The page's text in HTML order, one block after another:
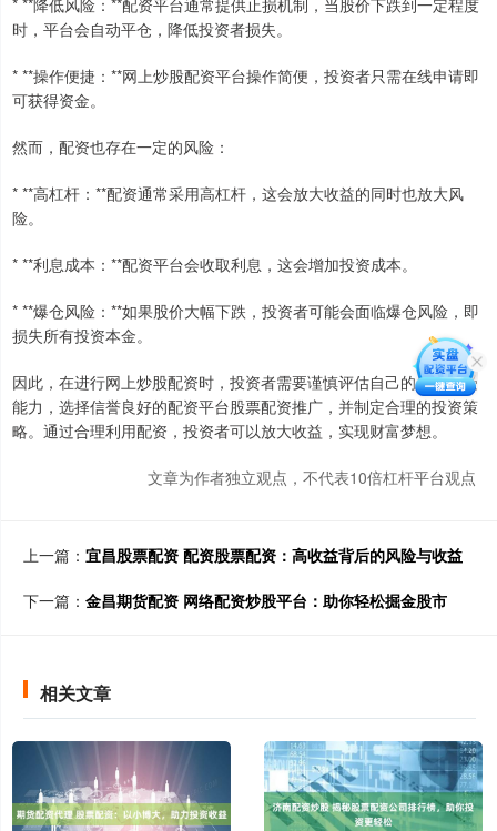
* **降低风险：**配资平台通常提供止损机制，当股价下跌到一定程度
时，平台会自动平仓，降低投资者损失。
* **操作便捷：**网上炒股配资平台操作简便，投资者只需在线申请即
可获得资金。
然而，配资也存在一定的风险：
* **高杠杆：**配资通常采用高杠杆，这会放大收益的同时也放大风
险。
* **利息成本：**配资平台会收取利息，这会增加投资成本。
* **爆仓风险：**如果股价大幅下跌，投资者可能会面临爆仓风险，即
损失所有投资本金。
因此，在进行网上炒股配资时，投资者需要谨慎评估自己的风险承受
能力，选择信誉良好的配资平台股票配资推广，并制定合理的投资策
略。通过合理利用配资，投资者可以放大收益，实现财富梦想。
文章为作者独立观点，不代表10倍杠杆平台观点
上一篇： 宜昌股票配资 配资股票配资：高收益背后的风险与收益
下一篇： 金昌期货配资 网络配资炒股平台：助你轻松掘金股市
相关文章